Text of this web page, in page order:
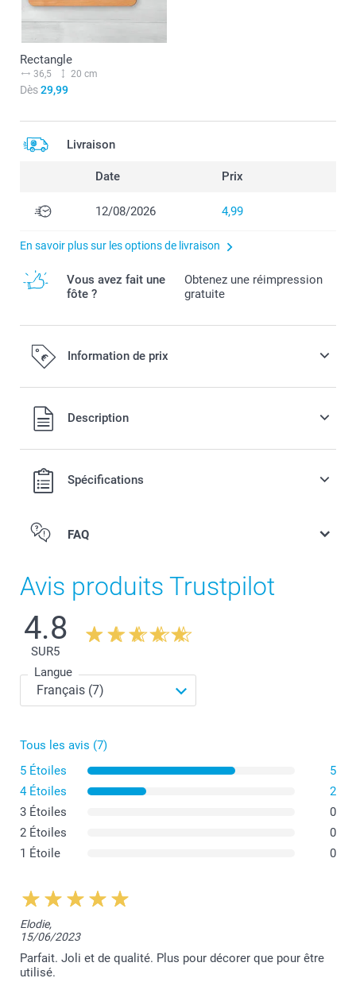
Rectangle
36,5 20 cm
Dès29,99
Livraison
Date Prix
12/08/2026 4,99
En savoir plus sur les options de livraison
Vous avez fait une
fôte ?
Obtenez une réimpression
gratuite
Information de prix
Tous les prix sont en EURO (€), TVA incluse et hors frais de
port.
Description
Spécifications
FAQ
Avis produits Trustpilot
4.8
SUR5
Langue
Tous les avis (7)
5 Étoiles
5
4 Étoiles
2
3 Étoiles
0
2 Étoiles
0
1 Étoile
0
Elodie,
15/06/2023
Parfait. Joli et de qualité. Plus pour décorer que pour être
utilisé.